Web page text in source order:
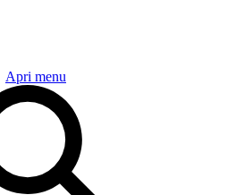
Apri menu